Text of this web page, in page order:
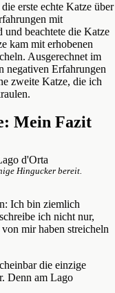
erste echte Katze über
mit
beachtete die Katze
kam mit erhobenen
Ausgerechnet im
negativen Erfahrungen
zweite Katze, die ich
Mein Fazit
Hingucker bereit.
Ich bin ziemlich
ich nicht nur,
mir haben streicheln
die einzige
Denn am Lago